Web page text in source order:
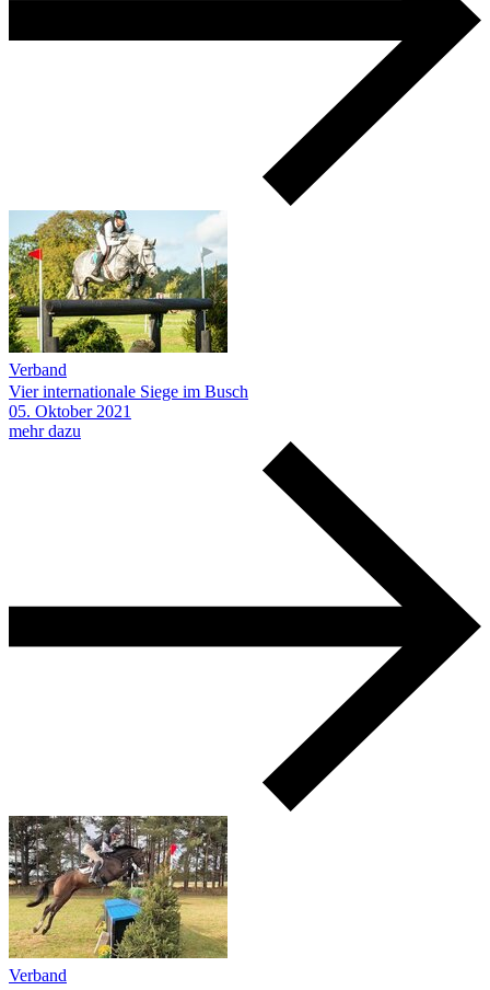
Verband
Vier internationale Siege im Busch
05. Oktober 2021
mehr dazu
Verband